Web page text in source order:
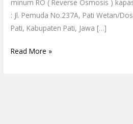
minum RO ( Reverse Osmosis )
: Jl. Pemuda No.237A, Pati Wetan/
Pati, Kabupaten Pati, Jawa […]
Read More »